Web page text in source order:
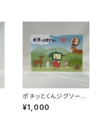
ポチッとくんジグソーパ
ズル
¥1,000